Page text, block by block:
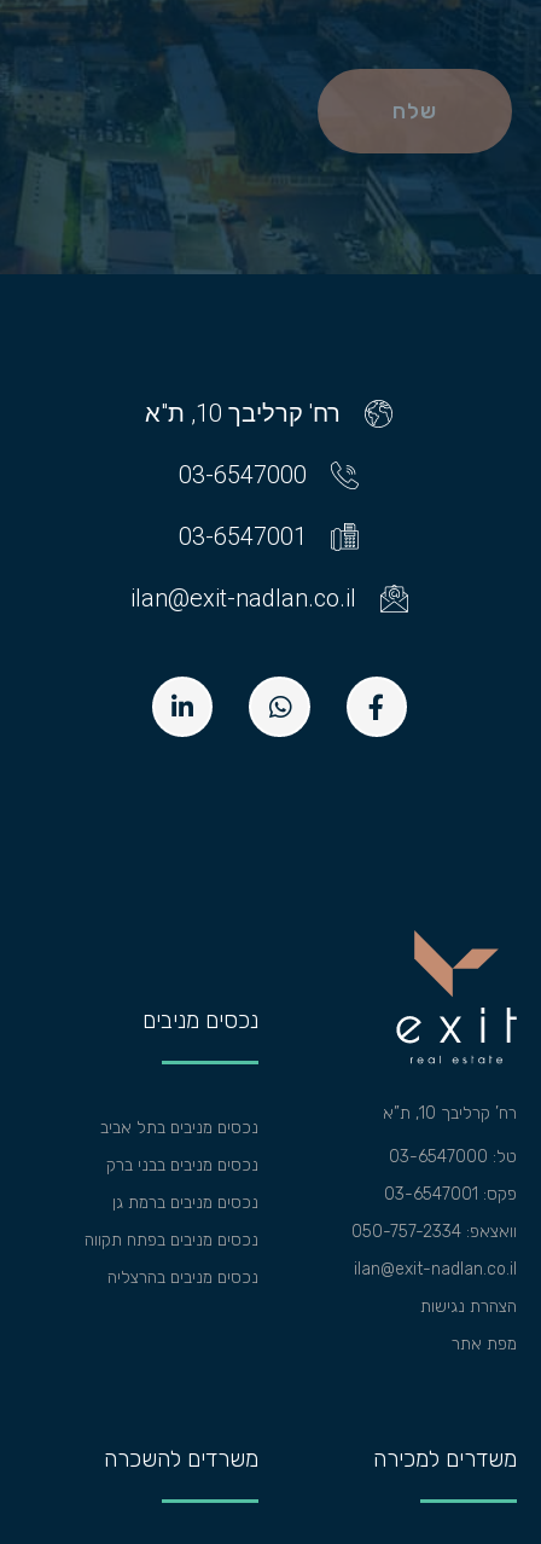
שלח
רח' קרליבך 10, ת"א
03-6547000
03-6547001
ilan@exit-nadlan.co.il
משרדים להשכרה משדרים למכירה
נכסים מניבים
נכסים מניבים בתל אביב
נכסים מניבים בבני ברק
נכסים מניבים ברמת גן
נכסים מניבים בפתח תקווה
נכסים מניבים בהרצליה
רח’ קרליבך 10, ת”א
טל: 03-6547000
פקס: 03-6547001
וואצאפ: 050-757-2334
ilan@exit-nadlan.co.il
הצהרת נגישות
מפת אתר